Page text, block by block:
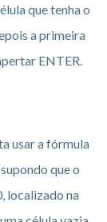
que tenha o
a primeira
ENTER.
usar a fórmula
que o
localizado na